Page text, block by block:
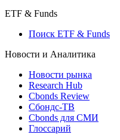
ETF & Funds
Поиск ETF & Funds
Новости и Аналитика
Новости рынка
Research Hub
Cbonds Review
Сбондс-ТВ
Cbonds для СМИ
Глоссарий